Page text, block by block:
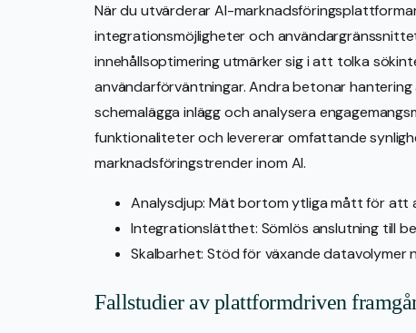
När du utvärderar AI-
integrationsmöjligheter och
innehållsoptimering utmärker sig i att tolka
användarförväntningar. Andra betonar
schemalägga inlägg och analysera
funktionaliteter och levererar omfattande
marknadsföringstrender inom AI.
Analysdjup: Mät bortom ytliga mått för att
Integrationslätthet: Sömlös anslutning till
Skalbarhet: Stöd för växande datavolymer
Fallstudier av plattformdriven